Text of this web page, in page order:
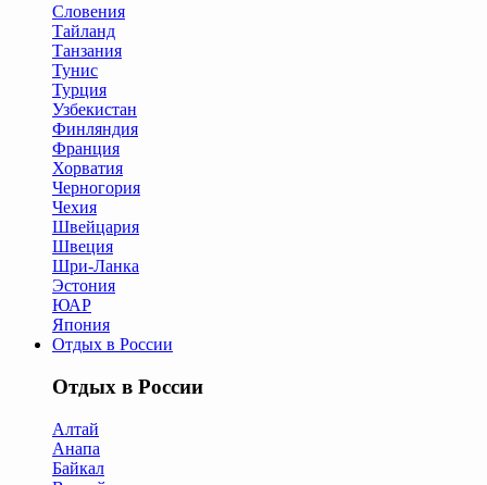
Словения
Тайланд
Танзания
Тунис
Турция
Узбекистан
Финляндия
Франция
Хорватия
Черногория
Чехия
Швейцария
Швеция
Шри-Ланка
Эстония
ЮАР
Япония
Отдых в России
Отдых в России
Алтай
Анапа
Байкал